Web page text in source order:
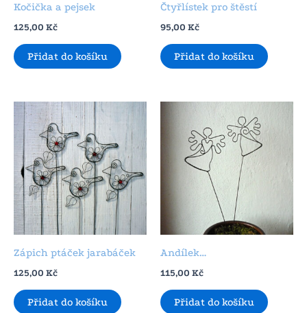
Kočička a pejsek
125,00 Kč
Přidat do košíku
Čtyřlístek pro štěstí
95,00 Kč
Přidat do košíku
Zápich ptáček jarabáček
125,00 Kč
Přidat do košíku
Andílek…
115,00 Kč
Přidat do košíku